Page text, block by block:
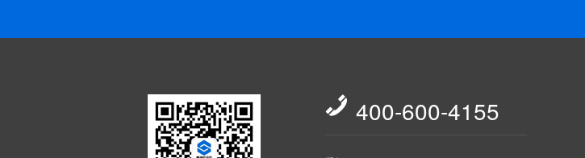
 400-600-4155